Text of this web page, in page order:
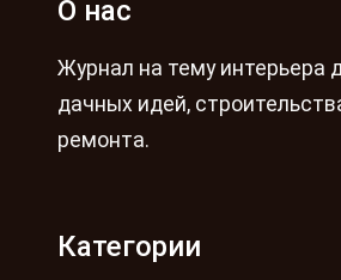
О нас
Журнал на тему интерьера
дачных идей,
ремонта.
Категории